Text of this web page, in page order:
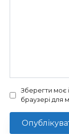
Зберегти моє
браузері для